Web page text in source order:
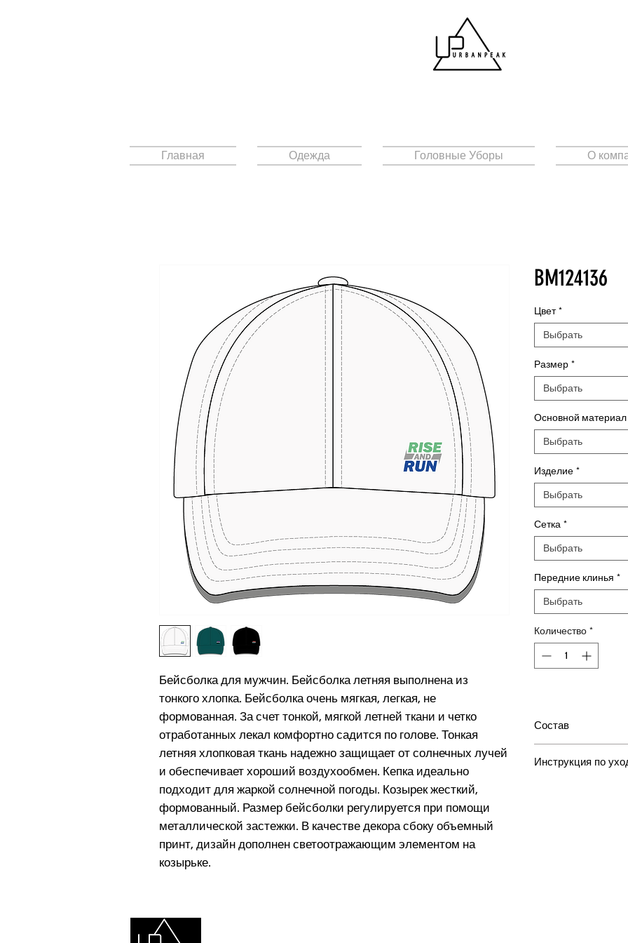
Главная Одежда Головные Уборы О
Бейсболка для мужчин. Бейсболка летняя выполнена из
тонкого хлопка. Бейсболка очень мягкая, легкая, не
формованная. За счет тонкой, мягкой летней ткани и четко
отработанных лекал комфортно садится по голове. Тонкая
летняя хлопковая ткань надежно защищает от солнечных лучей
и обеспечивает хороший воздухообмен. Кепка идеально
подходит для жаркой солнечной погоды. Козырек жесткий,
формованный. Размер бейсболки регулируется при помощи
металлической застежки. В качестве декора сбоку объемный
принт, дизайн дополнен светоотражающим элементом на
козырьке.
BM124136
Цвет *
Выбрать
Размер *
Выбрать
Основной материал
Выбрать
Изделие *
Выбрать
Сетка *
Выбрать
Передние клинья *
Выбрать
Количество *
Состав
Инструкция по